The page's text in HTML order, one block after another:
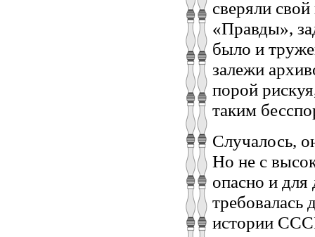
сверяли
«Правды»,
было и
залежи
порой
таким
Случалось,
Но не с
опасно и для
требовалась
истории